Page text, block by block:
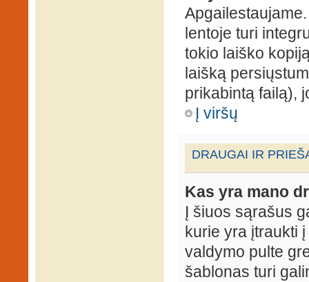
lentoje turi
tokio laiško
laišką
prikabintą failą),
Į viršų
DRAUGAI IR
Kas yra mano
Į šiuos sąrašus
kurie yra įtraukti
valdymo pulte
šablonas turi